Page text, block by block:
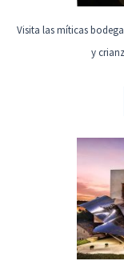
Visita las míticas
y